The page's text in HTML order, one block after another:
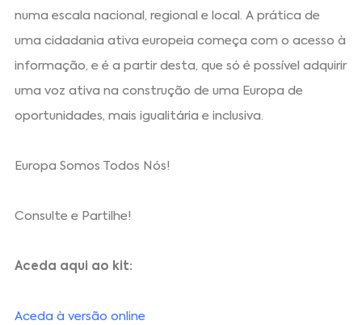
numa escala nacional, regional e local. A prática de
uma cidadania ativa europeia começa com o acesso à
informação, e é a partir desta, que só é possível adquirir
uma voz ativa na construção de uma Europa de
oportunidades, mais igualitária e inclusiva.
Europa Somos Todos Nós!
Consulte e Partilhe!
Aceda aqui ao kit:
Aceda à versão online